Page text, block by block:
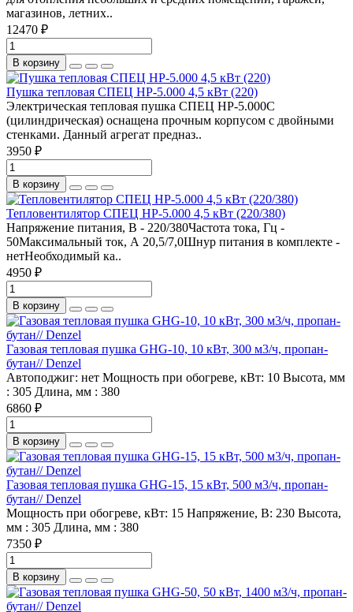
магазинов, летних..
12470 ₽
В корзину
Пушка тепловая СПЕЦ НР-5.000 4,5 кВт (220)
Электрическая тепловая пушка СПЕЦ HP-5.000C
(цилиндрическая) оснащена прочным корпусом с двойными
стенками. Данный агрегат предназ..
3950 ₽
В корзину
Тепловентилятор СПЕЦ НР-5.000 4,5 кВт (220/380)
Напряжение питания, В - 220/380Частота тока, Гц -
50Максимальный ток, А 20,5/7,0Шнур питания в комплекте -
нетНеобходимый ка..
4950 ₽
В корзину
Газовая тепловая пушка GHG-10, 10 кВт, 300 м3/ч, пропан-
бутан// Denzel
Автоподжиг: нет Мощность при обогреве, кВт: 10 Высота, мм
: 305 Длина, мм : 380
6860 ₽
В корзину
Газовая тепловая пушка GHG-15, 15 кВт, 500 м3/ч, пропан-
бутан// Denzel
Мощность при обогреве, кВт: 15 Напряжение, В: 230 Высота,
мм : 305 Длина, мм : 380
7350 ₽
В корзину